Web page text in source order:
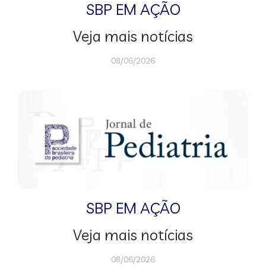
SBP EM AÇÃO
Veja mais notícias
08/06/2026
SBP EM AÇÃO
Veja mais notícias
08/06/2026